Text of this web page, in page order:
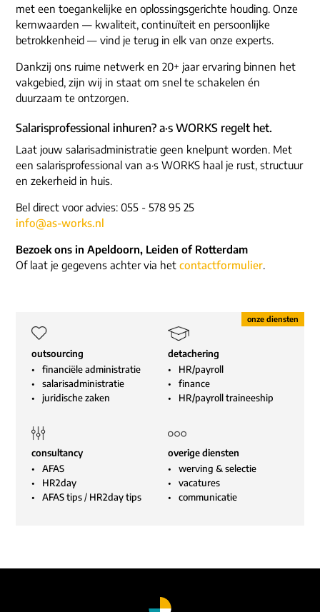
met een toegankelijke en oplossingsgerichte houding. Onze
kernwaarden — kwaliteit, continuïteit en persoonlijke
betrokkenheid — vind je terug in elk van onze experts.
Dankzij ons ruime netwerk en 20+ jaar ervaring binnen het
vakgebied, zijn wij in staat om snel te schakelen én
duurzaam te ontzorgen.
Salarisprofessional inhuren? a·s WORKS regelt het.
Laat jouw salarisadministratie geen knelpunt worden. Met
een salarisprofessional van a·s WORKS haal je rust, structuur
en zekerheid in huis.
Bel direct voor advies: 055 - 578 95 25
info@as-works.nl
Bezoek ons in Apeldoorn, Leiden of Rotterdam
Of laat je gegevens achter via het contactformulier.
outsourcing
financiële administratie
salarisadministratie
juridische zaken
detachering
HR/payroll
finance
HR/payroll traineeship
consultancy
AFAS
HR2day
AFAS tips/ HR2day tips
overige diensten
werving & selectie
vacatures
communicatie